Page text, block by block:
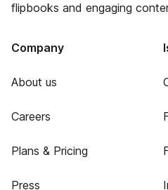
flipbooks and engaging
Company
About us
Careers
Plans & Pricing
Press